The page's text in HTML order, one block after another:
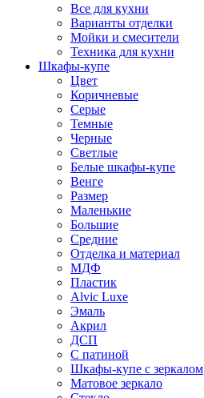
Все для кухни
Варианты отделки
Мойки и смесители
Техника для кухни
Шкафы-купе
Цвет
Коричневые
Серые
Темные
Черные
Светлые
Белые шкафы-купе
Венге
Размер
Маленькие
Большие
Средние
Отделка и материал
МДФ
Пластик
Alvic Luxe
Эмаль
Акрил
ДСП
С патиной
Шкафы-купе с зеркалом
Матовое зеркало